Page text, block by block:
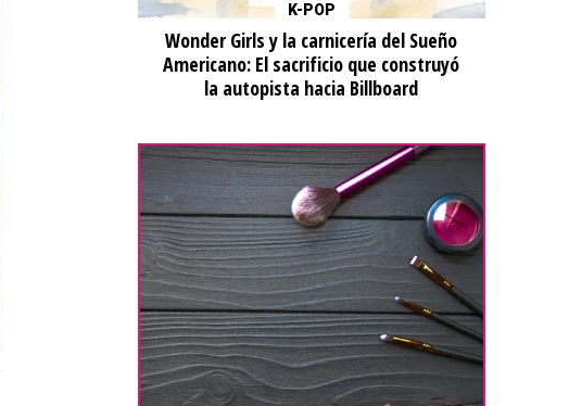
K-POP
Wonder Girls y la carnicería del Sueño
Americano: El sacrificio que construyó
la autopista hacia Billboard